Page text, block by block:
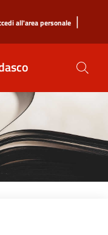
all'area personale |